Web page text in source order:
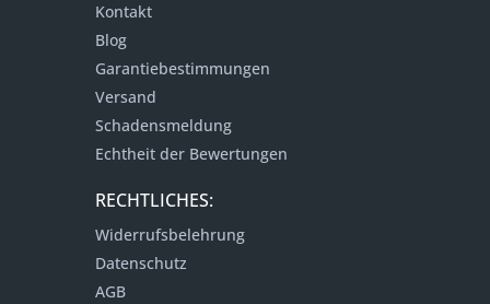
Kontakt
Blog
Garantiebestimmungen
Versand
Schadensmeldung
Echtheit der Bewertungen
RECHTLICHES:
Widerrufsbelehrung
Datenschutz
AGB